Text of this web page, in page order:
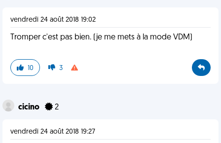
vendredi 24 août 2018 19:02
Tromper c'est pas bien. (je me mets à la mode VDM)
10 3
cicino 2
vendredi 24 août 2018 19:27